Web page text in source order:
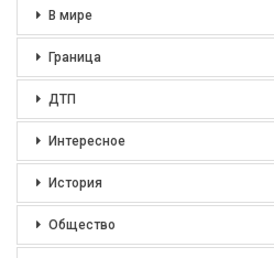
В мире
Граница
ДТП
Интересное
История
Общество